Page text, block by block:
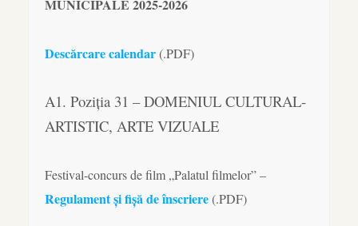
MUNICIPALE 2025-2026
Descărcare calendar(.PDF)
A1. Poziția 31 – DOMENIUL CULTURAL-
ARTISTIC, ARTE VIZUALE
Festival-concurs de film „Palatul filmelor” –
Regulament și fișă de înscriere(.PDF)